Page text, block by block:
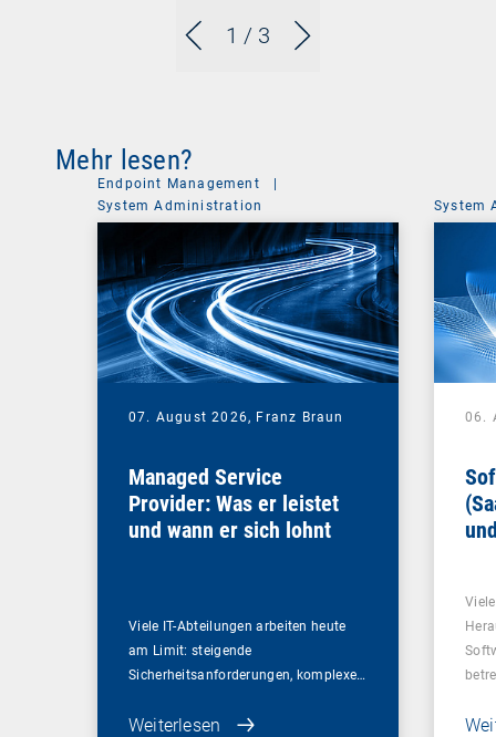
1 / 3
Mehr lesen?
Endpoint Management
System Administration
07. August 2026, Franz Braun
Managed Service
Provider: Was er leistet
und wann er sich lohnt
Viele IT-Abteilungen arbeiten heute
am Limit: steigende
Sicherheitsanforderungen, komplexe…
Weiterlesen
System
06.